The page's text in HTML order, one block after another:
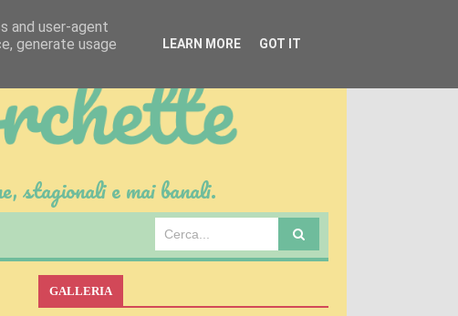
stagionali e mai banali.
GALLERIA
and user-agent
generate usage
LEARN MORE GOT IT